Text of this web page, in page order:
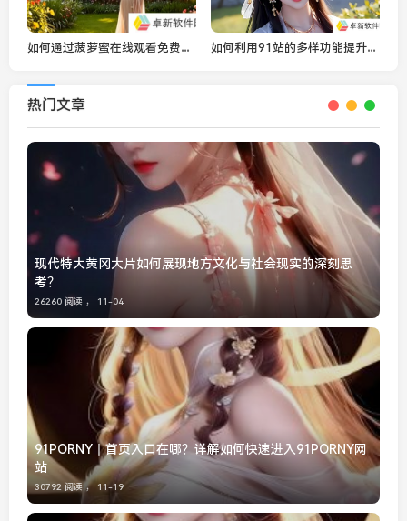
如何通过菠萝蜜在线观看免费观看电视-免费平台有哪些选择 如何利用91站的多样功能提升你的线上体验
热门文章
现代特大黄冈大片如何展现地方文化与社会现实的深刻思
考？
26260 阅读 ， 11-04
91PORNY丨首页入口在哪？详解如何快速进入91PORNY网
站
30792 阅读 ， 11-19